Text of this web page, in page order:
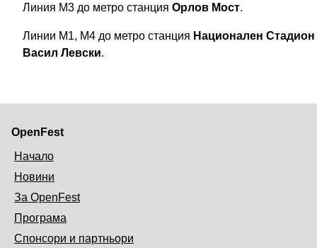
Линия М3 до метро станция Орлов Мост.
Линии М1, М4 до метро станция Национален Стадион
Васил Левски.
OpenFest
Начало
Новини
За OpenFest
Програма
Спонсори и партньори